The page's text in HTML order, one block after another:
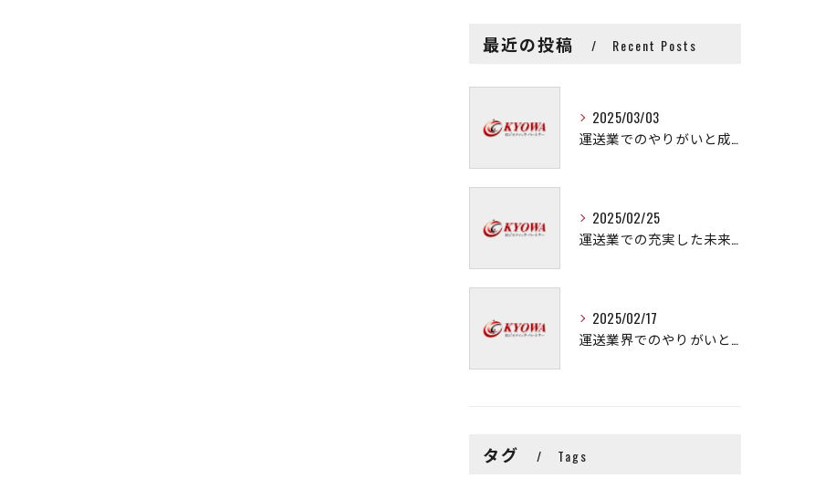
最近の投稿 Recent Posts
2025/03/03
運送業でのやりがいと成長の秘訣
2025/02/25
運送業での充実した未来を拓く方法
2025/02/17
運送業界でのやりがいと可能性
タグ Tags